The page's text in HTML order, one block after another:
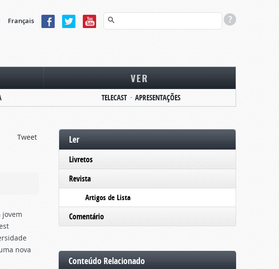
Français
VER
TELECAST APRESENTAÇÕES
Tweet
nova
Ler
Livretos
Revista
Artigos de Lista
Comentário
Conteúdo Relacionado